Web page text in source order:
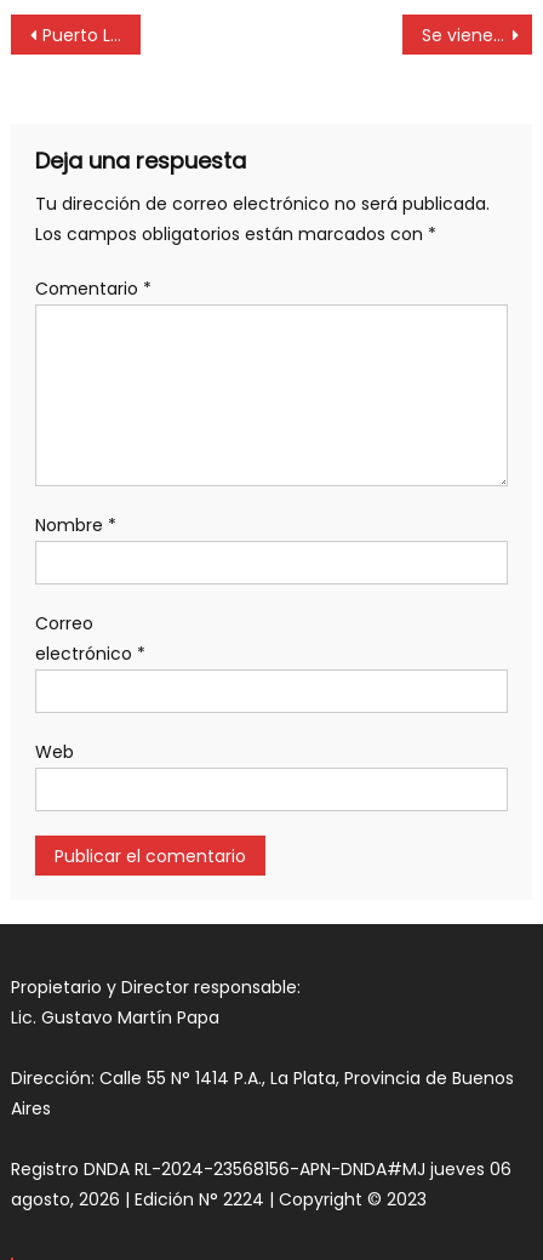
Puerto La Plata, en movimiento y con un rol protagónico en el sistema logístico portuario Se viene una nueva edición de Expo UNLP
Deja una respuesta
Tu dirección de correo electrónico no será publicada.
Los campos obligatorios están marcados con *
Comentario *
Nombre *
Correo
electrónico *
Web
Propietario y Director responsable:
Lic. Gustavo Martín Papa
Dirección: Calle 55 N° 1414 P.A., La Plata, Provincia de Buenos
Aires
Registro DNDA RL-2024-23568156-APN-DNDA#MJ jueves 06
agosto, 2026 | Edición N° 2224 | Copyright © 2023